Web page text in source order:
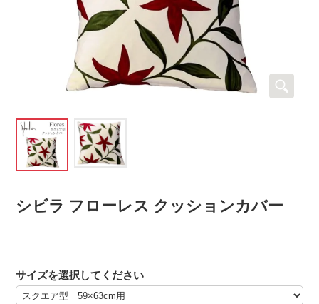
シビラ フローレス クッションカバー
サイズを選択してください